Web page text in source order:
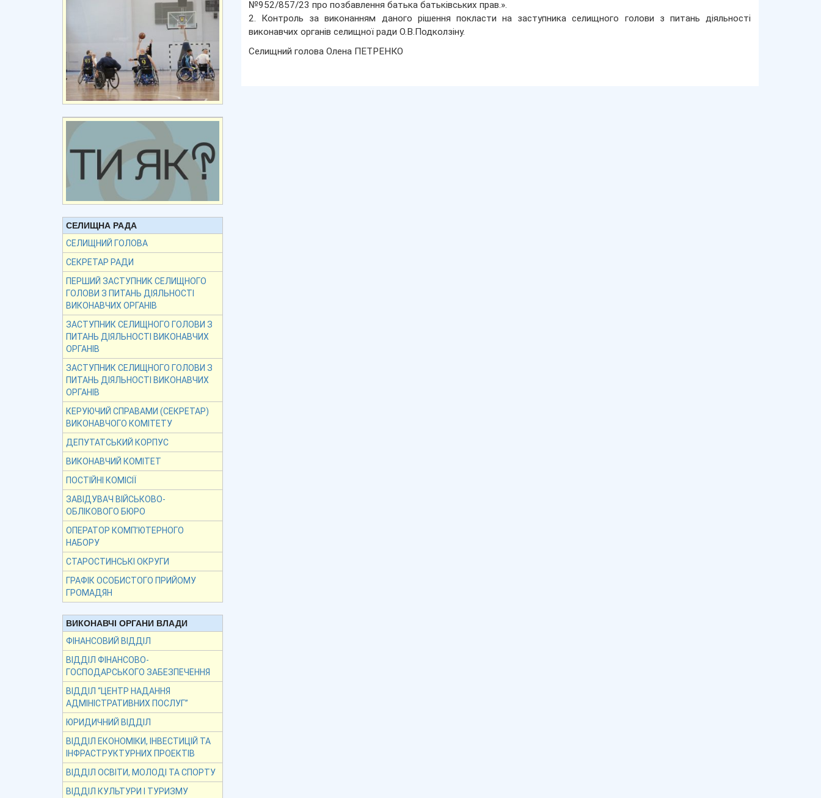
СЕЛИЩНА РАДА
СЕЛИЩНИЙ ГОЛОВА
СЕКРЕТАР РАДИ
ПЕРШИЙ ЗАСТУПНИК СЕЛИЩНОГО
ГОЛОВИ З ПИТАНЬ ДІЯЛЬНОСТІ
ВИКОНАВЧИХ ОРГАНІВ
ЗАСТУПНИК СЕЛИЩНОГО ГОЛОВИ З
ПИТАНЬ ДІЯЛЬНОСТІ ВИКОНАВЧИХ
ОРГАНІВ
ЗАСТУПНИК СЕЛИЩНОГО ГОЛОВИ З
ПИТАНЬ ДІЯЛЬНОСТІ ВИКОНАВЧИХ
ОРГАНІВ
КЕРУЮЧИЙ СПРАВАМИ (СЕКРЕТАР)
ВИКОНАВЧОГО КОМІТЕТУ
ДЕПУТАТСЬКИЙ КОРПУС
ВИКОНАВЧИЙ КОМІТЕТ
ПОСТІЙНІ КОМІСІЇ
ЗАВІДУВАЧ ВІЙСЬКОВО-
ОБЛІКОВОГО БЮРО
ОПЕРАТОР КОМП’ЮТЕРНОГО
НАБОРУ
СТАРОСТИНСЬКІ ОКРУГИ
ГРАФІК ОСОБИСТОГО ПРИЙОМУ
ГРОМАДЯН
ВИКОНАВЧІ ОРГАНИ ВЛАДИ
ФІНАНСОВИЙ ВІДДІЛ
ВІДДІЛ ФІНАНСОВО-
ГОСПОДАРСЬКОГО ЗАБЕЗПЕЧЕННЯ
ВІДДІЛ “ЦЕНТР НАДАННЯ
АДМІНІСТРАТИВНИХ ПОСЛУГ”
ЮРИДИЧНИЙ ВІДДІЛ
ВІДДІЛ ЕКОНОМІКИ, ІНВЕСТИЦІЙ ТА
ІНФРАСТРУКТУРНИХ ПРОЕКТІВ
ВІДДІЛ ОСВІТИ, МОЛОДІ ТА СПОРТУ
ВІДДІЛ КУЛЬТУРИ І ТУРИЗМУ
№952/857/23 про позбавлення батька батьківських прав.».
2. Контроль за виконанням даного рішення покласти на заступника селищного голови з питань діяльності
виконавчих органів селищної ради О.В.Подколзіну.
Селищний голова Олена ПЕТРЕНКО